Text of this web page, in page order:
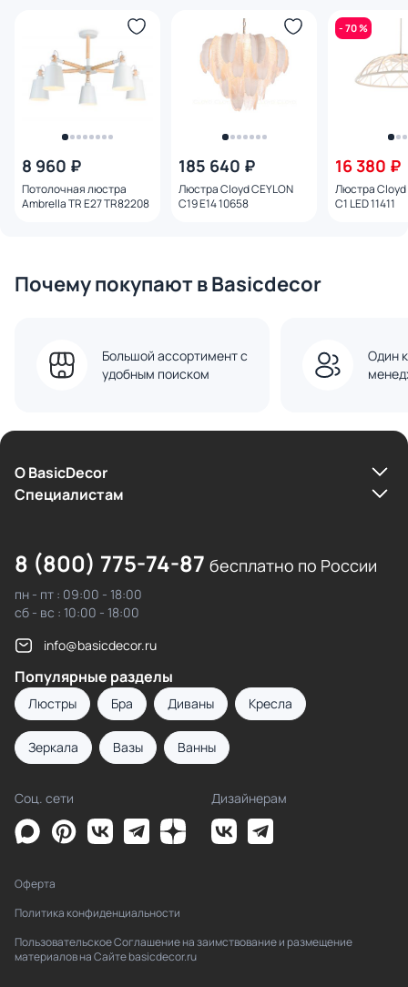
8 960 ₽
Потолочная люстра
Ambrella TR E27 TR82208
185 640 ₽
Люстра Cloyd CEYLON
C19 E14 10658
- 70 %
16 380 ₽
Люстра Cloyd
C1 LED 11411
Почему покупают в Basicdecor
Большой ассортимент с
удобным поиском
Один
О BasicDecor
Cпециалистам
8 (800) 775-74-87 бесплатно по России
пн - пт : 09:00 - 18:00
сб - вс : 10:00 - 18:00
info@basicdecor.ru
Популярные разделы
Люстры Бра Диваны Кресла
Зеркала Вазы Ванны
Соц. сети Дизайнерам
Оферта
Политика конфиденциальности
Пользовательское Соглашение на заимствование и размещение
материалов на Сайте basicdecor.ru